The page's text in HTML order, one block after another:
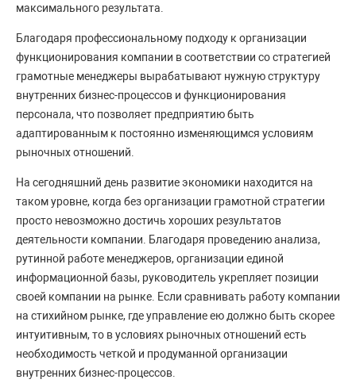
максимального результата.
Благодаря профессиональному подходу к организации
функционирования компании в соответствии со стратегией
грамотные менеджеры вырабатывают нужную структуру
внутренних бизнес-процессов и функционирования
персонала, что позволяет предприятию быть
адаптированным к постоянно изменяющимся условиям
рыночных отношений.
На сегодняшний день развитие экономики находится на
таком уровне, когда без организации грамотной стратегии
просто невозможно достичь хороших результатов
деятельности компании. Благодаря проведению анализа,
рутинной работе менеджеров, организации единой
информационной базы, руководитель укрепляет позиции
своей компании на рынке. Если сравнивать работу компании
на стихийном рынке, где управление ею должно быть скорее
интуитивным, то в условиях рыночных отношений есть
необходимость четкой и продуманной организации
внутренних бизнес-процессов.